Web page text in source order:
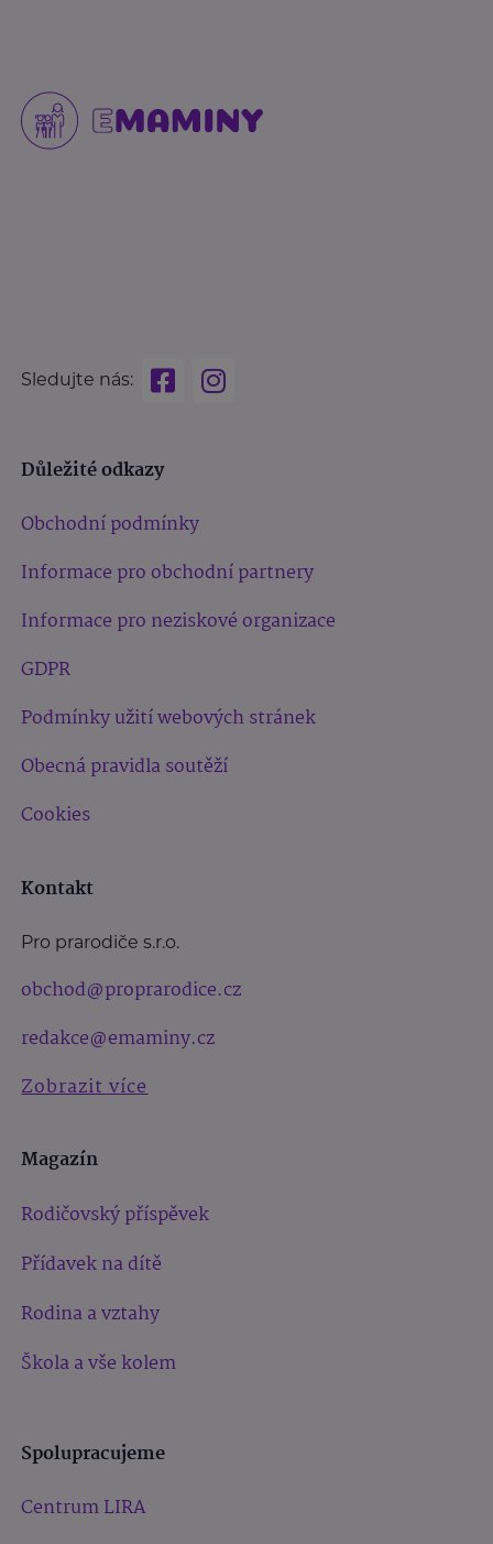
Sledujte nás:
Důležité odkazy
Obchodní podmínky
Informace pro obchodní partnery
Informace pro neziskové organizace
GDPR
Podmínky užití webových stránek
Obecná pravidla soutěží
Cookies
Kontakt
Pro prarodiče s.r.o.
obchod@proprarodice.cz
redakce@emaminy.cz
Zobrazit více
Magazín
Rodičovský příspěvek
Přídavek na dítě
Rodina a vztahy
Škola a vše kolem
Spolupracujeme
Centrum LIRA